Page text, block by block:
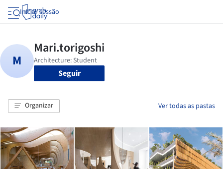
Iniciar sessão
Seguir
Organizar Ver todas as pastas